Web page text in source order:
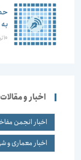
حضور
به
10 تیر 1405
اخبار و مقالات
اخبار انجمن مفاخر
اخبار معماری و